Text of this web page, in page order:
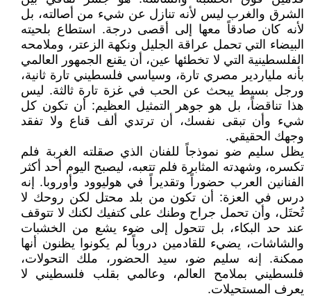
الشرق والغرب ليس لأنه تنازل عن شيء من أصالته، بل
لأنه كان صادقاً معها إلى أقصى درجة. استطاع بلحيته
البيضاء التي تحمل عراقة الجليل ونكهة الزعتر، وملامحه
الفلسطينية التي لا تخطئها عين، أن يقنع الجمهور العالمي
بأنه ملياردير مصري تارة، وسياسي فلسطيني تارة ثانية،
ورجل بسيط يبحث عن الحب في غزة تارة ثالثة. ليس
هذا تناقضاً، بل هو جوهر التمثيل العظيم: أن تكون كل
شيء وأن تبقى نفسك، أن ترتدي ألف قناع ولا تفقد
وجهك الحقيقي.
يظل سليم ضو نموذجاً للفنان الذي صقلته الغربة فلم
تكسره، وشهدته المثابرة فلم تتعبه، ليصبح اليوم أحد أكثر
الفنانين العرب حضوراً وتقديراً في هوليوود وأوروبا. إنه
درس في العزة: أن تكون من بلد محتل لكن روحك لا
تُحتَل، وأن تحمل جراح وطنك على كتفيك لكنك لا تتوقف
عند حد البكاء، بل تتحول إلى ضوء يشع من الخشبات
والشاشات، يضيء للقادمين دروباً لم يكونوا يظنون أنها
ممكنة. إنه سليم ضو، سيد الحضور، ملك التحولات،
فلسطيني بملامح العالم، وعالمي بقلب فلسطيني لا
يعرف المستحيلات.